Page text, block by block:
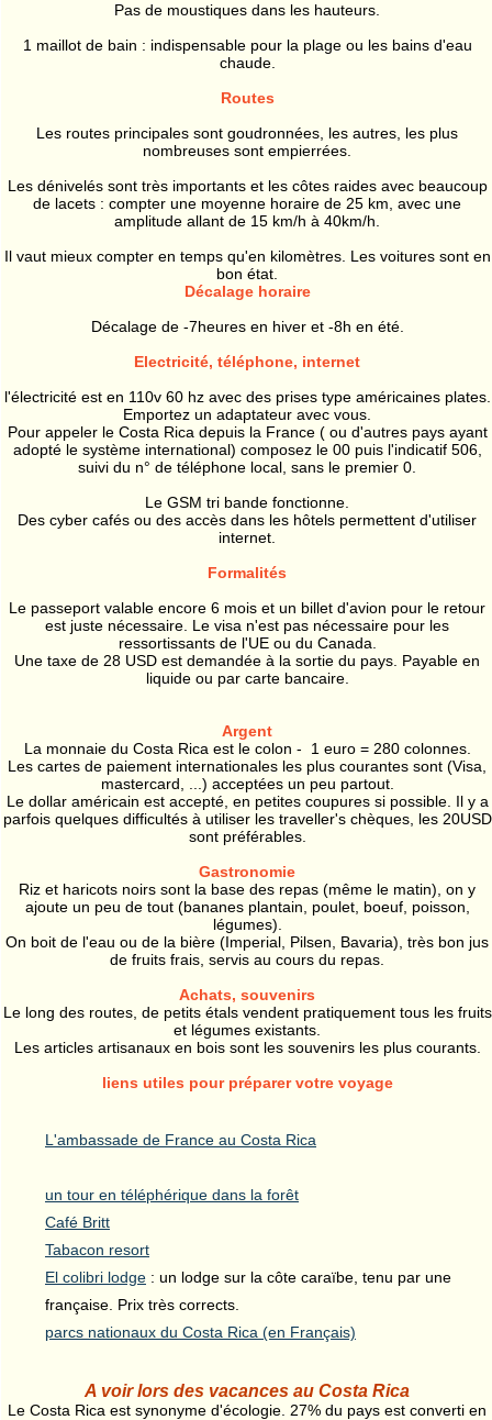
Pas de moustiques dans les hauteurs.
1 maillot de bain : indispensable pour la plage ou les bains d'eau
chaude.
Routes
Les routes principales sont goudronnées, les autres, les plus
nombreuses sont empierrées.
Les dénivelés sont très importants et les côtes raides avec beaucoup
de lacets : compter une moyenne horaire de 25 km, avec une
amplitude allant de 15 km/h à 40km/h.
Il vaut mieux compter en temps qu'en kilomètres. Les voitures sont en
bon état.
Décalage horaire
Décalage de -7heures en hiver et -8h en été.
Electricité, téléphone, internet
l'électricité est en 110v 60 hz avec des prises type américaines plates.
Emportez un adaptateur avec vous.
Pour appeler le Costa Rica depuis la France ( ou d'autres pays ayant
adopté le système international) composez le 00 puis l'indicatif 506,
suivi du n° de téléphone local, sans le premier 0.
Le GSM tri bande fonctionne.
Des cyber cafés ou des accès dans les hôtels permettent d'utiliser
internet.
Formalités
Le passeport valable encore 6 mois et un billet d'avion pour le retour
est juste nécessaire. Le visa n'est pas nécessaire pour les
ressortissants de l'UE ou du Canada.
Une taxe de 28 USD est demandée à la sortie du pays. Payable en
liquide ou par carte bancaire.
Argent
La monnaie du Costa Rica est le colon - 1 euro = 280 colonnes.
Les cartes de paiement internationales les plus courantes sont (Visa,
mastercard, ...) acceptées un peu partout.
Le dollar américain est accepté, en petites coupures si possible. Il y a
parfois quelques difficultés à utiliser les traveller's chèques, les 20USD
sont préférables.
Gastronomie
Riz et haricots noirs sont la base des repas (même le matin), on y
ajoute un peu de tout (bananes plantain, poulet, boeuf, poisson,
légumes).
On boit de l'eau ou de la bière (Imperial, Pilsen, Bavaria), très bon jus
de fruits frais, servis au cours du repas.
Achats, souvenirs
Le long des routes, de petits étals vendent pratiquement tous les fruits
et légumes existants.
Les articles artisanaux en bois sont les souvenirs les plus courants.
liens utiles pour préparer votre voyage
L'ambassade de France au Costa Rica
un tour en téléphérique dans la forêt
Café Britt
Tabacon resort
El colibri lodge : un lodge sur la côte caraïbe, tenu par une
française. Prix très corrects.
parcs nationaux du Costa Rica (en Français)
A voir lors des vacances au Costa Rica
Le Costa Rica est synonyme d'écologie. 27% du pays est converti en